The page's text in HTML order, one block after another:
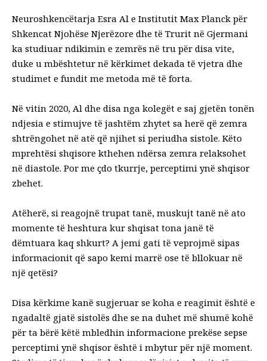
Neuroshkencëtarja Esra Al e Institutit Max Planck për
Shkencat Njohëse Njerëzore dhe të Trurit në Gjermani
ka studiuar ndikimin e zemrës në tru për disa vite,
duke u mbështetur në kërkimet dekada të vjetra dhe
studimet e fundit me metoda më të forta.
Në vitin 2020, Al dhe disa nga kolegët e saj gjetën tonën
ndjesia e stimujve të jashtëm zhytet sa herë që zemra
shtrëngohet në atë që njihet si periudha sistole. Këto
mprehtësi shqisore kthehen ndërsa zemra relaksohet
në diastole. Por me çdo tkurrje, perceptimi ynë shqisor
zbehet.
Atëherë, si reagojnë trupat tanë, muskujt tanë në ato
momente të heshtura kur shqisat tona janë të
dëmtuara kaq shkurt? A jemi gati të veprojmë sipas
informacionit që sapo kemi marrë ose të bllokuar në
një qetësi?
Disa kërkime kanë sugjeruar se koha e reagimit është e
ngadaltë gjatë sistolës dhe se na duhet më shumë kohë
për ta bërë këtë mbledhin informacione prekëse sepse
perceptimi ynë shqisor është i mbytur për një moment.